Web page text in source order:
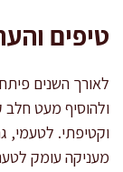
טיפים
לאורך השנים
ולהוסיף מעט
וקטיפתי. לטעמי,
מעניקה עומק